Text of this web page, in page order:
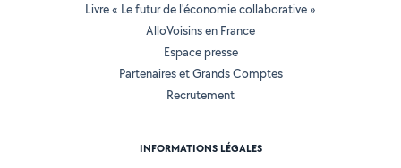
Livre « Le futur de l'économie collaborative »
AlloVoisins en France
Espace presse
Partenaires et Grands Comptes
Recrutement
INFORMATIONS LÉGALES